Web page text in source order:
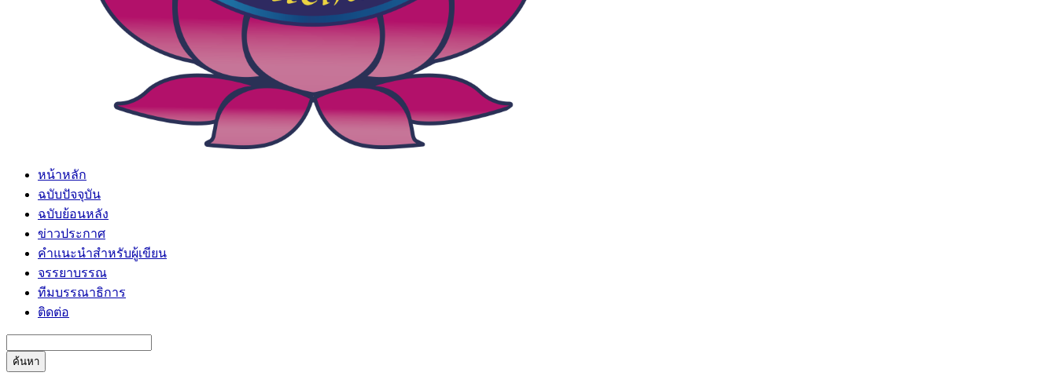
หน้าหลัก
ฉบับปัจจุบัน
ฉบับย้อนหลัง
ข่าวประกาศ
คำแนะนำสำหรับผู้เขียน
จรรยาบรรณ
ทีมบรรณาธิการ
ติดต่อ
ค้นหา